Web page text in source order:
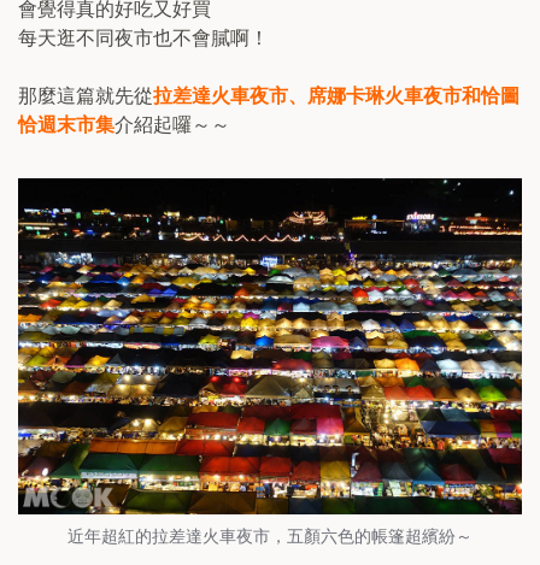
會覺得真的好吃又好買
每天逛不同夜市也不會膩啊！
那麼這篇就先從拉差達火車夜市、席娜卡琳火車夜市和恰圖
恰週末市集介紹起囉～～
近年超紅的拉差達火車夜市，五顏六色的帳篷超繽紛～